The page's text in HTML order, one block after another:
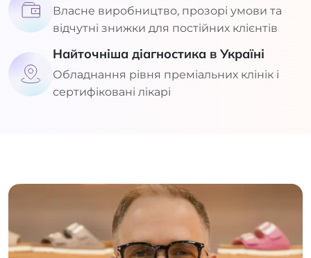
Власне виробництво, прозорі умови та
відчутні знижки для постійних клієнтів
Найточніша діагностика в Україні
Обладнання рівня преміальних клінік і
сертифіковані лікарі